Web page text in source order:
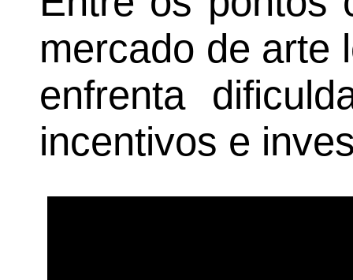
mercado de arte
enfrenta
incentivos e